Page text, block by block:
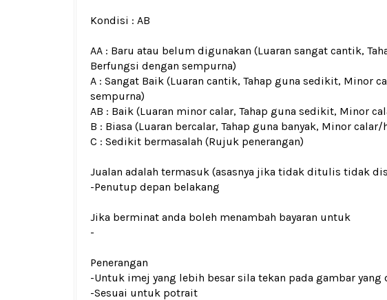
Kondisi : AB
AA : Baru atau belum digunakan (Luaran sangat cantik,
Berfungsi dengan sempurna)
A : Sangat Baik (Luaran cantik, Tahap guna sedikit, Minor
sempurna)
AB : Baik (Luaran minor calar, Tahap guna sedikit, Minor
B : Biasa (Luaran bercalar, Tahap guna banyak, Minor
C : Sedikit bermasalah (Rujuk penerangan)
Jualan adalah termasuk (asasnya jika tidak ditulis tidak
-Penutup depan belakang
Jika berminat anda boleh menambah bayaran untuk
-
Penerangan
-Untuk imej yang lebih besar sila tekan pada gambar yang
-Sesuai untuk potrait